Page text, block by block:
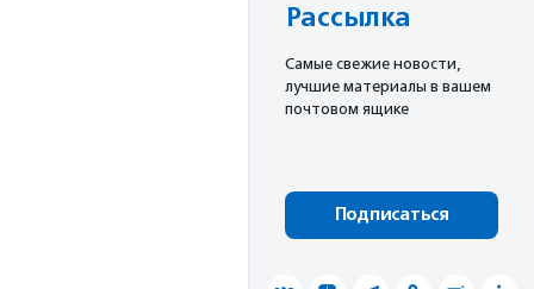
Рассылка
Cамые свежие новости,
лучшие материалы в вашем
почтовом ящике
Подписаться